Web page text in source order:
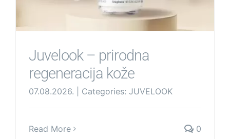
Juvelook – prirodna
regeneracija kože
07.08.2026. Categories: JUVELOOK
Read More 0